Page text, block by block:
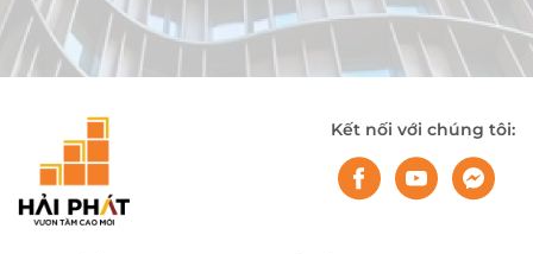
Kết nối với chúng tôi: